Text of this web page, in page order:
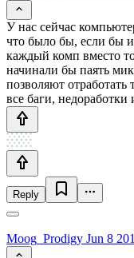
У нас сейчас
что было бы, если бы
каждый комп вместо
начинали бы паять
позволяют
все баги, недоработки
Reply
Moog_Prodigy Jun 8